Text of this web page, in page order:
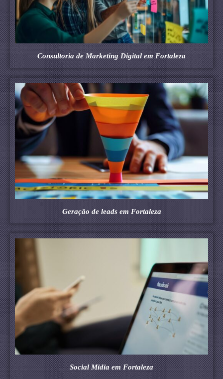
Consultoria de Marketing Digital em Fortaleza
Geração de leads em Fortaleza
Social Midia em Fortaleza